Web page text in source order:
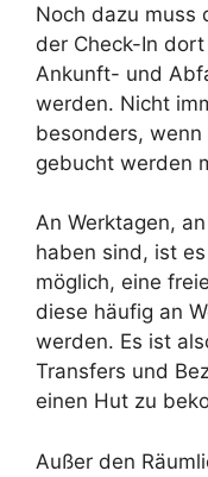
Noch dazu muss
der Check-In
Ankunft- und
werden. Nicht
besonders, wenn
gebucht werden
An Werktagen,
haben sind, ist
möglich, eine
diese häufig an
werden. Es ist
Transfers und
einen Hut zu
Außer den